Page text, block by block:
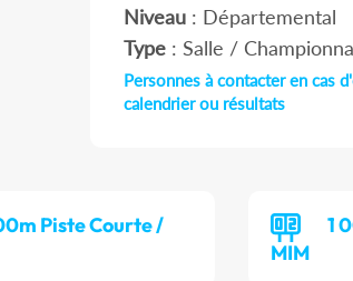
Niveau: Départemental
Type: Salle /
Personnes à contacter en cas
calendrier ou résultats
Piste Courte /
1
MIM